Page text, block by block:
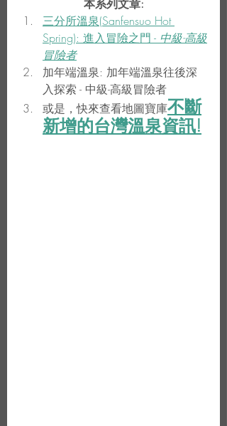
本系列文章:
三分所溫泉(Sanfensuo Hot
Spring): 進入冒險之門 - 中級-高級
冒險者
加年端溫泉: 加年端溫泉往後深
入探索 - 中級-高級冒險者
或是，快來查看地圖寶庫不斷
新增的台灣溫泉資訊!